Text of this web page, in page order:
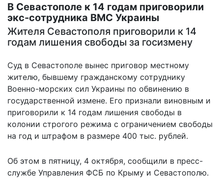
В Севастополе к 14 годам приговорили
экс-сотрудника ВМС Украины
Жителя Севастополя приговорили к 14
годам лишения свободы за госизмену
Суд в Севастополе вынес приговор местному
жителю, бывшему гражданскому сотруднику
Военно-морских сил Украины по обвинению в
государственной измене. Его признали виновным и
приговорили к 14 годам лишения свободы в
колонии строгого режима с ограничением свободы
на год и штрафом в размере 400 тыс. рублей.
Об этом в пятницу, 4 октября, сообщили в пресс-
службе Управления ФСБ по Крыму и Севастополю.